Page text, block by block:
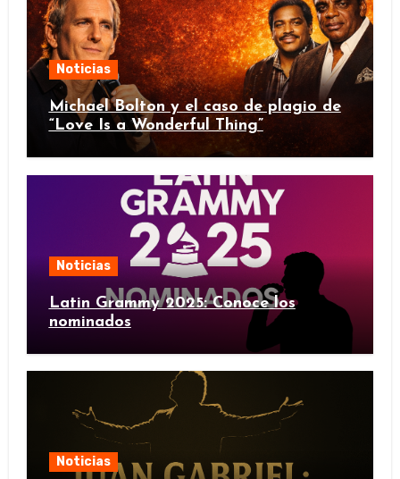
Noticias
Michael Bolton y el caso de plagio de
“Love Is a Wonderful Thing”
Noticias
Latin Grammy 2025: Conoce los
nominados
Noticias